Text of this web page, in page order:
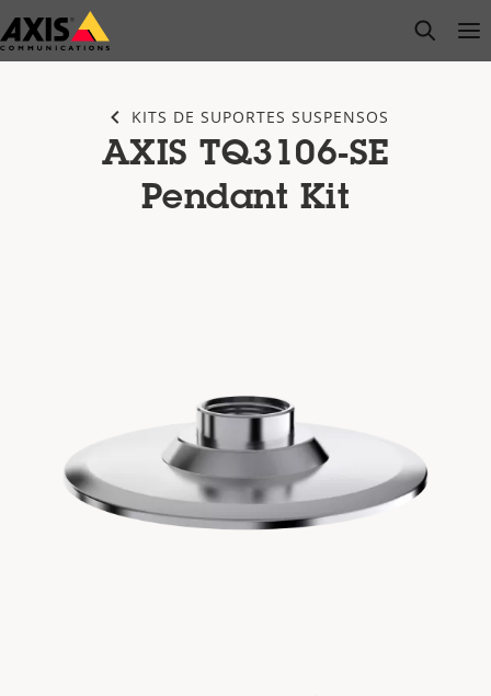
Pular
para
open
KITS DE SUPORTES SUSPENSOS
AXIS TQ3106-SE
Pendant Kit